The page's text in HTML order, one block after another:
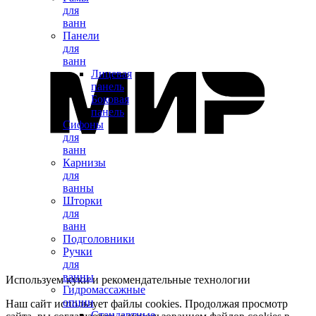
для
ванн
Панели
для
ванн
Лицевая
панель
Боковая
панель
Сифоны
для
ванн
Карнизы
для
ванны
Шторки
для
ванн
Подголовники
Ручки
для
ванны
Гидромассажные
опции
Используем куки и рекомендательные технологии
Наш сайт использует файлы cookies. Продолжая просмотр